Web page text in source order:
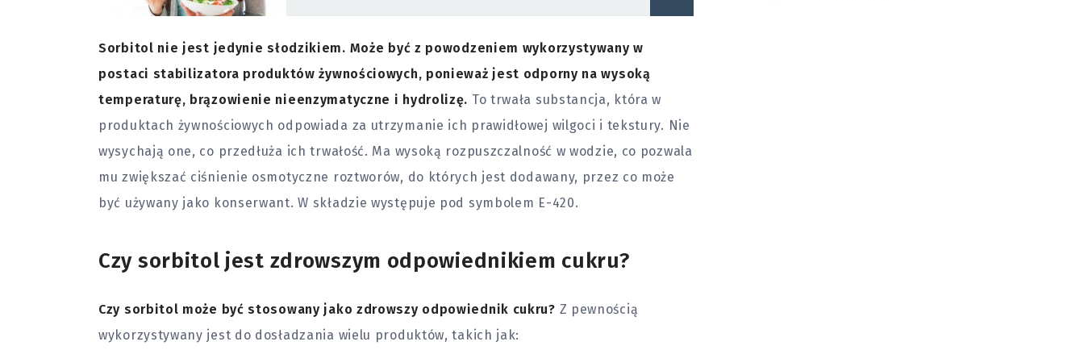
Sorbitol nie jest jedynie słodzikiem. Może być z powodzeniem wykorzystywany w
postaci stabilizatora produktów żywnościowych, ponieważ jest odporny na wysoką
temperaturę, brązowienie nieenzymatyczne i hydrolizę. To trwała substancja, która w
produktach żywnościowych odpowiada za utrzymanie ich prawidłowej wilgoci i tekstury. Nie
wysychają one, co przedłuża ich trwałość. Ma wysoką rozpuszczalność w wodzie, co pozwala
mu zwiększać ciśnienie osmotyczne roztworów, do których jest dodawany, przez co może
być używany jako konserwant. W składzie występuje pod symbolem E-420.
Czy sorbitol jest zdrowszym odpowiednikiem cukru?
Czy sorbitol może być stosowany jako zdrowszy odpowiednik cukru? Z pewnością
wykorzystywany jest do dosładzania wielu produktów, takich jak: